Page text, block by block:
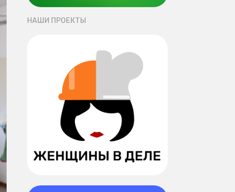
НАШИ ПРОЕКТЫ